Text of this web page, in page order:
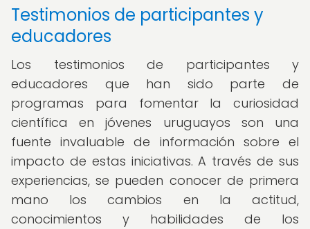
Testimonios de participantes y
educadores
Los testimonios de participantes y
educadores que han sido parte de
programas para fomentar la curiosidad
científica en jóvenes uruguayos son una
fuente invaluable de información sobre el
impacto de estas iniciativas. A través de sus
experiencias, se pueden conocer de primera
mano los cambios en la actitud,
conocimientos y habilidades de los